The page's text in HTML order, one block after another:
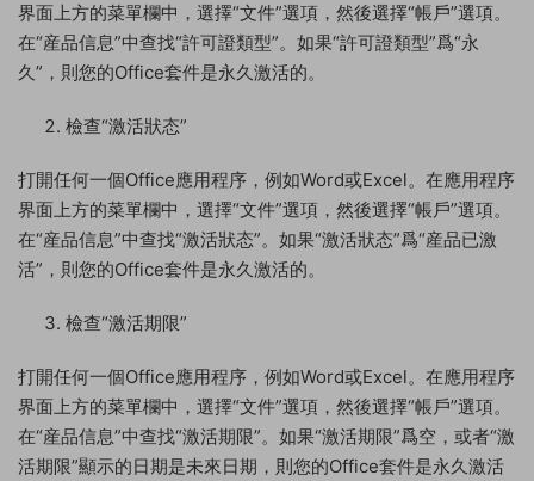
界面上方的菜單欄中，選擇“文件”選項，然後選擇“帳戶”選項。
在“産品信息”中查找“許可證類型”。如果“許可證類型”爲“永
久”，則您的Office套件是永久激活的。
檢查“激活狀态”
打開任何一個Office應用程序，例如Word或Excel。在應用程序
界面上方的菜單欄中，選擇“文件”選項，然後選擇“帳戶”選項。
在“産品信息”中查找“激活狀态”。如果“激活狀态”爲“産品已激
活”，則您的Office套件是永久激活的。
檢查“激活期限”
打開任何一個Office應用程序，例如Word或Excel。在應用程序
界面上方的菜單欄中，選擇“文件”選項，然後選擇“帳戶”選項。
在“産品信息”中查找“激活期限”。如果“激活期限”爲空，或者“激
活期限”顯示的日期是未來日期，則您的Office套件是永久激活